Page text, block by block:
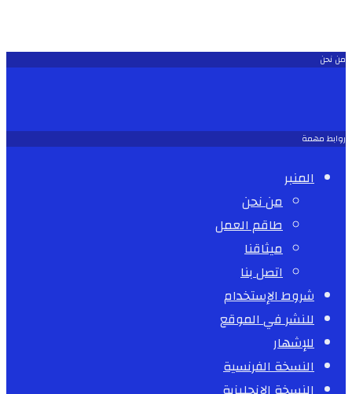
من نحن
روابط مهمة
المنبر
من نحن
طاقم العمل
ميثاقنا
اتصل بنا
شروط الإستخدام
للنشر في الموقع
للإشهار
النسخة الفرنسية